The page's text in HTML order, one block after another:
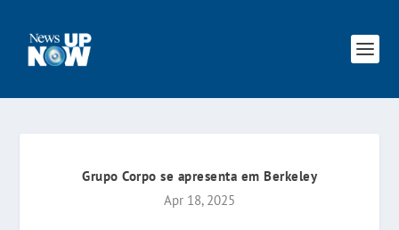
Grupo Corpo se apresenta em Berkeley
Apr 18, 2025